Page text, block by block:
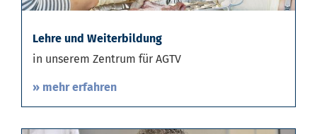
Lehre und Weiterbildung
in unserem Zentrum für AGTV
» mehr erfahren